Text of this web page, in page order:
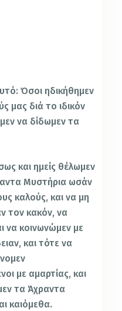
Όσοι ηδικήθημεν
μας διά το ιδικόν
να δίδωμεν τα
και ημείς θέλωμεν
Μυστήρια ωσάν
καλούς, και να μη
τον κακόν, να
να κοινωνώμεν με
και τότε να
με αμαρτίας, και
τα Άχραντα
καιόμεθα.